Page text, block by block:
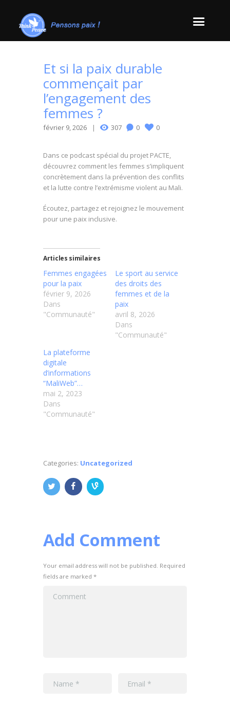
Et si la paix durable
commençait par
l’engagement des
femmes ?
février 9, 2026 307 0 0
Dans ce podcast spécial du projet PACTE,
découvrez comment les femmes s’impliquent
concrètement dans la prévention des conflits
et la lutte contre l’extrémisme violent au Mali.
Écoutez, partagez et rejoignez le mouvement
pour une paix inclusive.
Articles similaires
Femmes engagées
pour la paix
février 9, 2026
Dans
"Communauté"
Le sport au service
des droits des
femmes et de la
paix
avril 8, 2026
Dans
"Communauté"
La plateforme
digitale
d’informations
“MaliWeb”…
mai 2, 2023
Dans
"Communauté"
Categories: Uncategorized
Add Comment
Your email address will not be published. Required
fields are marked *